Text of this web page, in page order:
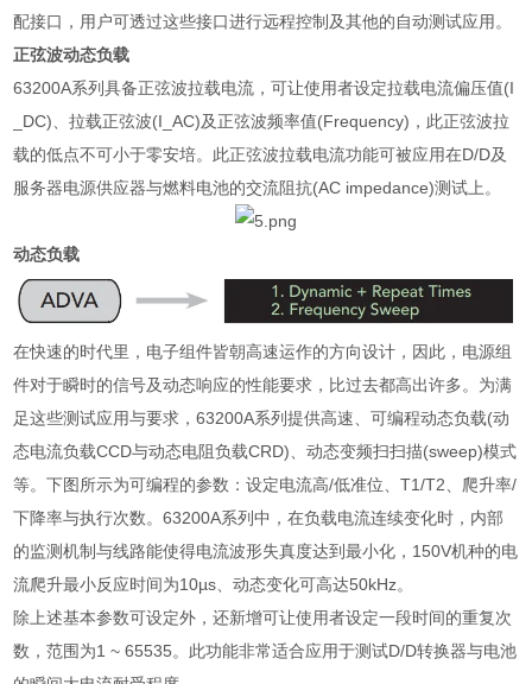
配接口，用户可透过这些接口进行远程控制及其他的自动测试应用。
正弦波动态负载
63200A系列具备正弦波拉载电流，可让使用者设定拉载电流偏压值(I
_DC)、拉载正弦波(I_AC)及正弦波频率值(Frequency) ，此正弦波拉
载的低点不可小于零安培。此正弦波拉载电流功能可被应用在D/D及
服务器电源供应器与燃料电池的交流阻抗(AC impedance)测试上。
动态负载
在快速的时代里，电子组件皆朝高速运作的方向设计，因此，电源组
件对于瞬时的信号及动态响应的性能要求，比过去都高出许多。为满
足这些测试应用与要求，63200A系列提供高速、可编程动态负载(动
态电流负载CCD与动态电阻负载CRD) 、动态变频扫扫描(sweep)模式
等。下图所示为可编程的参数：设定电流高/低准位、T1/T2 、爬升率/
下降率与执行次数。63200A系列中，在负载电流连续变化时，内部
的监测机制与线路能使得电流波形失真度达到最小化， 150V机种的电
流爬升最小反应时间为10µs 、动态变化可高达50kHz。
除上述基本参数可设定外，还新增可让使用者设定一段时间的重复次
数，范围为1 ~ 65535。此功能非常适合应用于测试D/D转换器与电池